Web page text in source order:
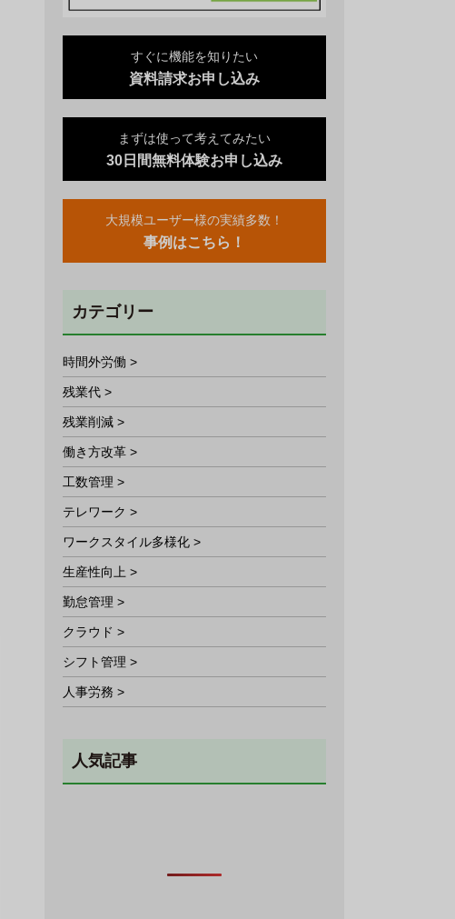
すぐに機能を知りたい
資料請求お申し込み
まずは使って考えてみたい
30日間無料体験お申し込み
大規模ユーザー様の実績多数！
事例はこちら！
カテゴリー
時間外労働 >
残業代 >
残業削減 >
働き方改革 >
工数管理 >
テレワーク >
ワークスタイル多様化 >
生産性向上 >
勤怠管理 >
クラウド >
シフト管理 >
人事労務 >
人気記事